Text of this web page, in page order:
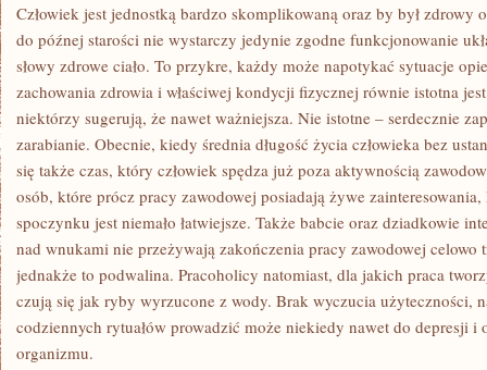
ZAGMATWANĄ
Człowiek jest jednostką bardzo skomplikowaną oraz by był zdrowy
do późnej starości nie wystarczy jedynie zgodne funkcjonowanie
słowy zdrowe ciało. To przykre, każdy może napotykać sytuacje
zachowania zdrowia i właściwej kondycji fizycznej równie istotna
niektórzy sugerują, że nawet ważniejsza. Nie istotne – serdecznie
zarabianie. Obecnie, kiedy średnia długość życia człowieka bez
się także czas, który człowiek spędza już poza aktywnością
osób, które prócz pracy zawodowej posiadają żywe
spoczynku jest niemało łatwiejsze. Także babcie oraz dziadkowie
nad wnukami nie przeżywają zakończenia pracy zawodowej celowo
jednakże to podwalina. Pracoholicy natomiast, dla jakich praca
czują się jak ryby wyrzucone z wody. Brak wyczucia użyteczności,
codziennych rytuałów prowadzić może niekiedy nawet do depresji
organizmu.